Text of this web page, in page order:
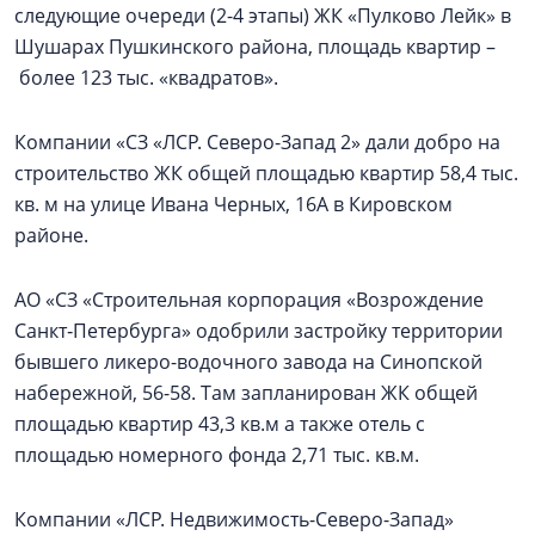
следующие очереди (2-4 этапы) ЖК «Пулково Лейк» в
Шушарах Пушкинского района, площадь квартир –
более 123 тыс. «квадратов».
Компании «СЗ «ЛСР. Северо-Запад 2» дали добро на
строительство ЖК общей площадью квартир 58,4 тыс.
кв. м на улице Ивана Черных, 16А в Кировском
районе.
АО «СЗ «Строительная корпорация «Возрождение
Санкт‑Петербурга» одобрили застройку территории
бывшего ликеро-водочного завода на Синопской
набережной, 56-58. Там запланирован ЖК общей
площадью квартир 43,3 кв.м а также отель с
площадью номерного фонда 2,71 тыс. кв.м.
Компании «ЛСР. Недвижимость-Северо-Запад»